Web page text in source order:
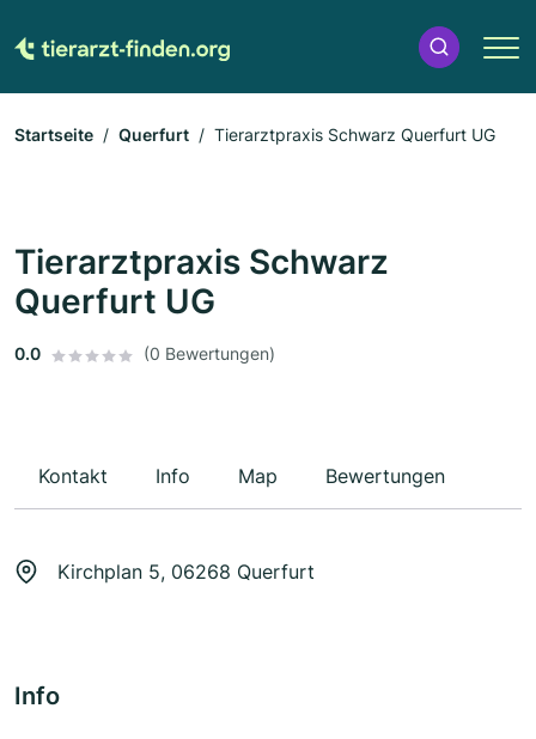
Startseite Querfurt Tierarztpraxis Schwarz Querfurt UG
Tierarztpraxis Schwarz
Querfurt UG
0.0 (0 Bewertungen)
Kontakt Info Map Bewertungen
Kirchplan 5, 06268 Querfurt
Info